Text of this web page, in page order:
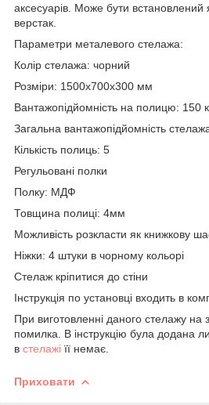
аксесуарів. Може бути
верстак.
Параметри металевого стелажа:
Колір стелажа: чорний
Розміри: 1500x700x300 мм
Вантажопідйомність на полицю: 150
Загальна вантажопідйомність
Кількість полиць: 5
Регульовані полки
Полку: МДФ
Товщина полиці: 4мм
Можливість розкласти як книжкову
Ніжки: 4 штуки в чорному кольорі
Стелаж кріпитися до стіни
Інструкція по установці входить в
При виготовленні даного стелажу на
помилка. В інструкцію була додана
в стелажі її немає.
Приховати